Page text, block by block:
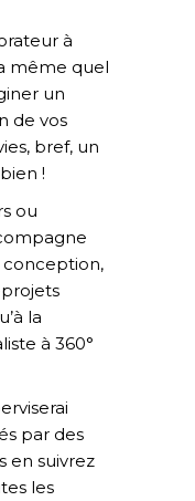
à
même quel
un
de vos
bref, un
!
ou
conception,
la
à 360°
par des
en suivrez
les